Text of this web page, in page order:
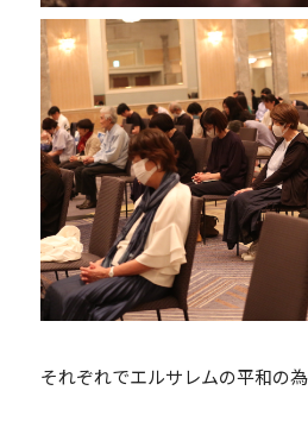
それぞれでエルサレムの平和の